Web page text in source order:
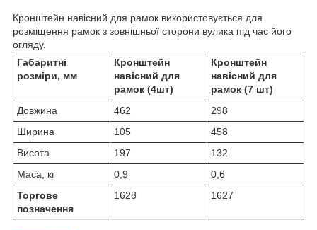
Кронштейн навісний для рамок використовується для
розміщення рамок з зовнішньої сторони вулика під час його
огляду.
Габаритні
розміри, мм
Кронштейн
навісний для
рамок (4шт)
Кронштейн
навісний для
рамок (7 шт)
Довжина
462
298
Ширина
105
458
Висота
197
132
Маса, кг
0,9
0,6
Торгове
позначення
1628 1627